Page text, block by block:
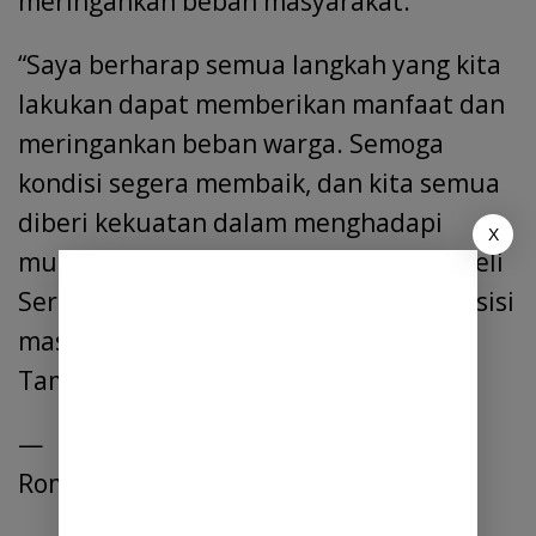
“Saya berharap semua langkah yang kita
lakukan dapat memberikan manfaat dan
meringankan beban warga. Semoga
kondisi segera membaik, dan kita semua
diberi kekuatan dalam menghadapi
musibah ini. Pemerintah Kabupaten Deli
Serdang akan terus berupaya hadir di sisi
masyarakat,” tutup Bupati Asri Ludin
Tambunan.
—
Romson nainggolan, Amd.
X